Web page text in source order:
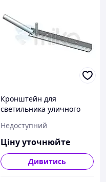
Кронштейн для
светильника уличного
К1У.Г107.0,25
Недоступний
Ціну уточнюйте
Дивитись